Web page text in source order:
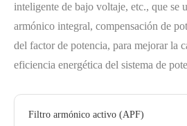
inteligente de bajo voltaje, etc., que se
armónico integral, compensación de
del factor de potencia, para mejorar la
eficiencia energética del sistema de
Filtro armónico activo (APF)